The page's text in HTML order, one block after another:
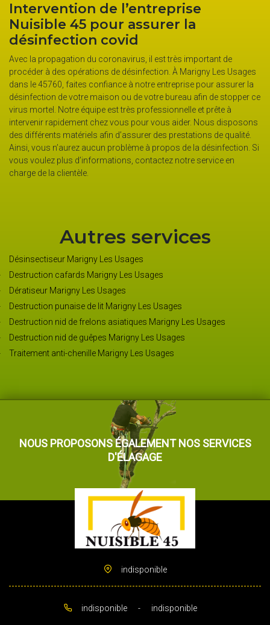
Intervention de l’entreprise
Nuisible 45 pour assurer la
désinfection covid
Avec la propagation du coronavirus, il est très important de
procéder à des opérations de désinfection. À Marigny Les Usages
dans le 45760, faites confiance à notre entreprise pour assurer la
désinfection de votre maison ou de votre bureau afin de stopper ce
virus mortel. Notre équipe est très professionnelle et prête à
intervenir rapidement chez vous pour vous aider. Nous disposons
des différents matériels afin d’assurer des prestations de qualité.
Ainsi, vous n’aurez aucun problème à propos de la désinfection. Si
vous voulez plus d’informations, contactez notre service en
charge de la clientèle.
Autres services
Désinsectiseur Marigny Les Usages
Destruction cafards Marigny Les Usages
Dératiseur Marigny Les Usages
Destruction punaise de lit Marigny Les Usages
Destruction nid de frelons asiatiques Marigny Les Usages
Destruction nid de guêpes Marigny Les Usages
Traitement anti-chenille Marigny Les Usages
NOUS PROPOSONS ÉGALEMENT NOS SERVICES
D'ÉLAGAGE
indisponible
indisponible - indisponible